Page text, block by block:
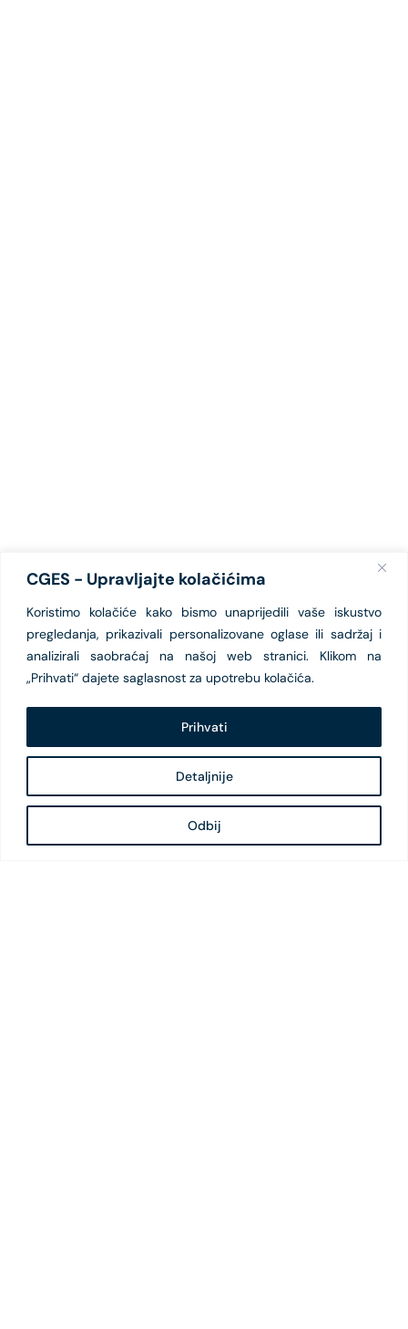
CGES - Upravljajte kolačićima
Koristimo kolačiće kako bismo unaprijedili vaše iskustvo
pregledanja, prikazivali personalizovane oglase ili sadržaj i
analizirali saobraćaj na našoj web stranici. Klikom na
„Prihvati“ dajete saglasnost za upotrebu kolačića.
Detaljnije
Odbij
Prihvati